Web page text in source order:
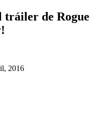
tráiler de Rogue
2016